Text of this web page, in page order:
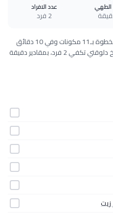
عدد الافراد
2 فرد
طريقة عمل الشاورما التركي خطوة بخطوة بـ11 مكونات وفي 10 دقائق
فقط. وصفة سهلة ومجرّبة من مطبخ دلوقتي تكفي 2 فرد، بمقادير دقيقة